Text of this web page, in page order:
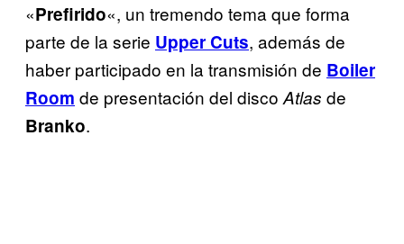
«Prefirido«, un tremendo tema que forma
parte de la serie Upper Cuts, además de
haber participado en la transmisión de Boiler
Room de presentación del disco Atlas de
Branko.